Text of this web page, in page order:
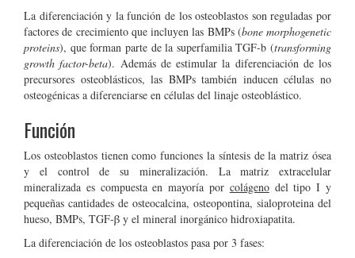
La diferenciación y la función de los osteoblastos son reguladas por
factores de crecimiento que incluyen las BMPs (bone morphogenetic
proteins), que forman parte de la superfamilia TGF-b (transforming
growth factor-beta). Además de estimular la diferenciación de los
precursores osteoblásticos, las BMPs también inducen células no
osteogénicas a diferenciarse en células del linaje osteoblástico.
Función
Los osteoblastos tienen como funciones la síntesis de la matriz ósea
y el control de su mineralización. La matriz extracelular
mineralizada es compuesta en mayoría por colágenodel tipo I y
pequeñas cantidades de osteocalcina, osteopontina, sialoproteina del
hueso, BMPs, TGF-β y el mineral inorgánico hidroxiapatita.
La diferenciación de los osteoblastos pasa por 3 fases: